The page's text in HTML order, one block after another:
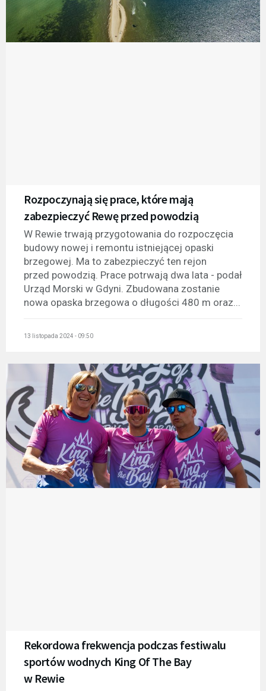
Rozpoczynają się prace, które mają
zabezpieczyć Rewę przed powodzią
W Rewie trwają przygotowania do rozpoczęcia
budowy nowej i remontu istniejącej opaski
brzegowej. Ma to zabezpieczyć ten rejon
przed powodzią. Prace potrwają dwa lata - podał
Urząd Morski w Gdyni. Zbudowana zostanie
nowa opaska brzegowa o długości 480 m oraz...
13 listopada 2024 - 09:50
Rekordowa frekwencja podczas festiwalu
sportów wodnych King Of The Bay
w Rewie